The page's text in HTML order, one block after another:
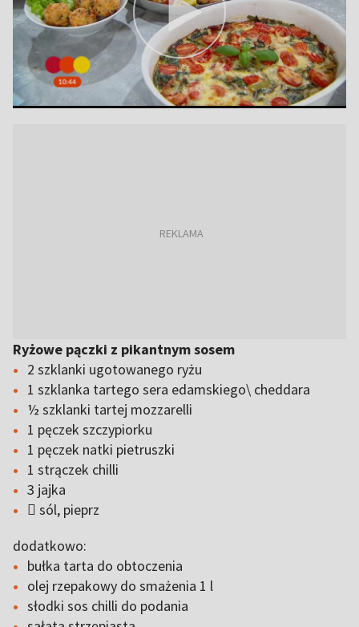
Ryżowe pączki z pikantnym sosem
2 szklanki ugotowanego ryżu
1 szklanka tartego sera edamskiego\ cheddara
½ szklanki tartej mozzarelli
1 pęczek szczypiorku
1 pęczek natki pietruszki
1 strączek chilli
3 jajka
 sól, pieprz
dodatkowo:
bułka tarta do obtoczenia
olej rzepakowy do smażenia 1 l
słodki sos chilli do podania